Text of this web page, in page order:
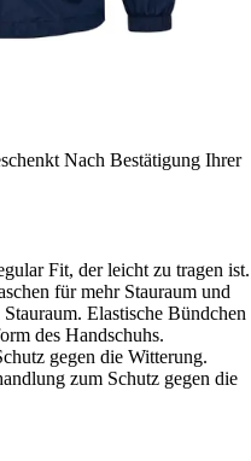
Nach Bestätigung Ihrer
Fit, der leicht zu tragen ist.
für mehr Stauraum und
Elastische Bündchen
des Handschuhs.
gegen die Witterung.
zum Schutz gegen die